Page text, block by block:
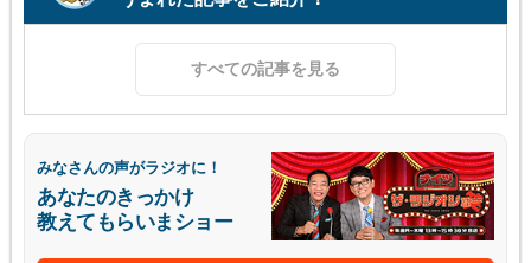
すべての記事を見る
みなさんの声がラジオに！
あなたのきっかけ
教えてもらいまショー